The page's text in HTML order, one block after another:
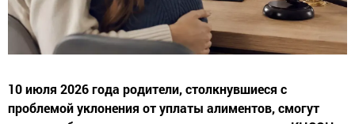
10 июля 2026 года родители, столкнувшиеся с
проблемой уклонения от уплаты алиментов, смогут